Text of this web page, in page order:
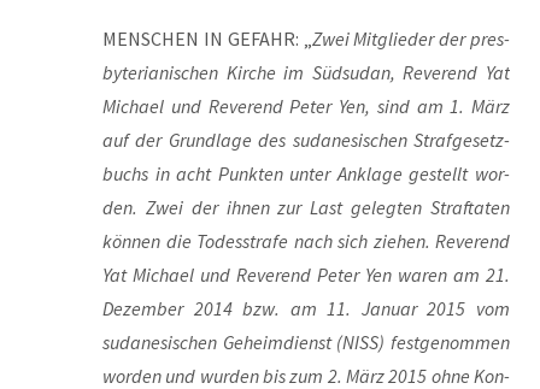
MENSCHEN IN GEFAHR: „ Zwei Mit­glie­der der pres­
by­te­ria­ni­schen Kir­che im Süd­su­dan, Rever­end Yat
Micha­el und Rever­end Peter Yen, sind am 1. März
auf der Grund­la­ge des suda­ne­si­schen Straf­ge­setz­
buchs in acht Punk­ten unter Ankla­ge gestellt wor­
den. Zwei der ihnen zur Last geleg­ten Straf­ta­ten
kön­nen die Todes­stra­fe nach sich zie­hen. Rever­end
Yat Micha­el und Rever­end Peter Yen waren am 21.
Dezem­ber 2014 bzw. am 11. Janu­ar 2015 vom
suda­ne­si­schen Geheim­dienst (NISS) fest­ge­nom­men
wor­den und wur­den bis zum 2. März 2015 ohne Kon­